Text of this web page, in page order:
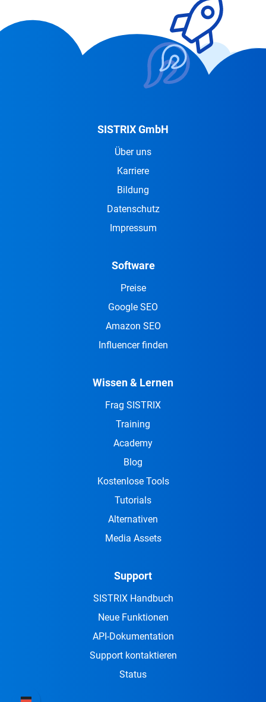
SISTRIX GmbH
Über uns
Karriere
Bildung
Datenschutz
Impressum
Software
Preise
Google SEO
Amazon SEO
Influencer finden
Wissen & Lernen
Frag SISTRIX
Training
Academy
Blog
Kostenlose Tools
Tutorials
Alternativen
Media Assets
Support
SISTRIX Handbuch
Neue Funktionen
API-Dokumentation
Support kontaktieren
Status